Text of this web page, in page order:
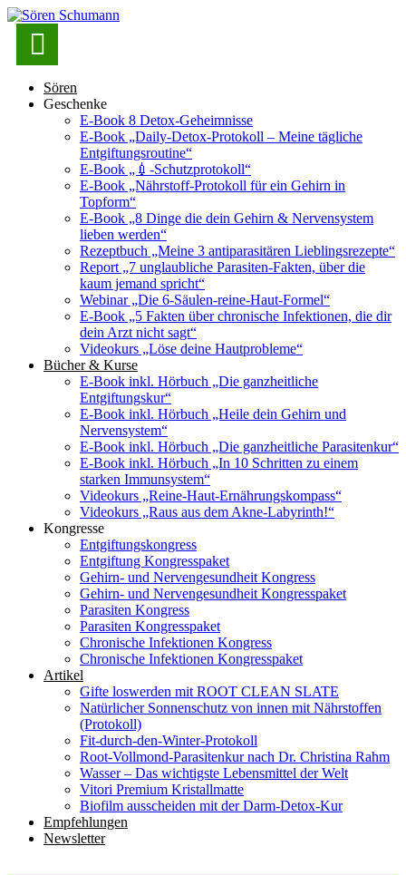

Sören
Geschenke
E-Book 8 Detox-Geheimnisse
E-Book „Daily-Detox-Protokoll – Meine tägliche
Entgiftungsroutine“
E-Book „💉-Schutzprotokoll“
E-Book „Nährstoff-Protokoll für ein Gehirn in
Topform“
E-Book „8 Dinge die dein Gehirn & Nervensystem
lieben werden“
Rezeptbuch „Meine 3 antiparasitären Lieblingsrezepte“
Report „7 unglaubliche Parasiten-Fakten, über die
kaum jemand spricht“
Webinar „Die 6-Säulen-reine-Haut-Formel“
E-Book „5 Fakten über chronische Infektionen, die dir
dein Arzt nicht sagt“
Videokurs „Löse deine Hautprobleme“
Bücher & Kurse
E-Book inkl. Hörbuch „Die ganzheitliche
Entgiftungskur“
E-Book inkl. Hörbuch „Heile dein Gehirn und
Nervensystem“
E-Book inkl. Hörbuch „Die ganzheitliche Parasitenkur“
E-Book inkl. Hörbuch „In 10 Schritten zu einem
starken Immunsystem“
Videokurs „Reine-Haut-Ernährungskompass“
Videokurs „Raus aus dem Akne-Labyrinth!“
Kongresse
Entgiftungskongress
Entgiftung Kongresspaket
Gehirn- und Nervengesundheit Kongress
Gehirn- und Nervengesundheit Kongresspaket
Parasiten Kongress
Parasiten Kongresspaket
Chronische Infektionen Kongress
Chronische Infektionen Kongresspaket
Artikel
Gifte loswerden mit ROOT CLEAN SLATE
Natürlicher Sonnenschutz von innen mit Nährstoffen
(Protokoll)
Fit-durch-den-Winter-Protokoll
Root-Vollmond-Parasitenkur nach Dr. Christina Rahm
Wasser – Das wichtigste Lebensmittel der Welt
Vitori Premium Kristallmatte
Biofilm ausscheiden mit der Darm-Detox-Kur
Empfehlungen
Newsletter